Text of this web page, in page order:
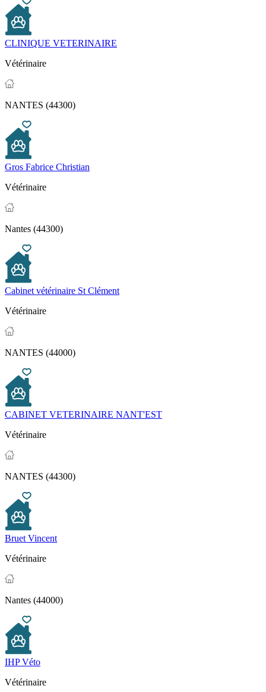
CLINIQUE VETERINAIRE
Vétérinaire
NANTES (44300)
Gros Fabrice Christian
Vétérinaire
Nantes (44300)
Cabinet vétérinaire St Clément
Vétérinaire
NANTES (44000)
CABINET VETERINAIRE NANT'EST
Vétérinaire
NANTES (44300)
Bruet Vincent
Vétérinaire
Nantes (44000)
IHP Véto
Vétérinaire